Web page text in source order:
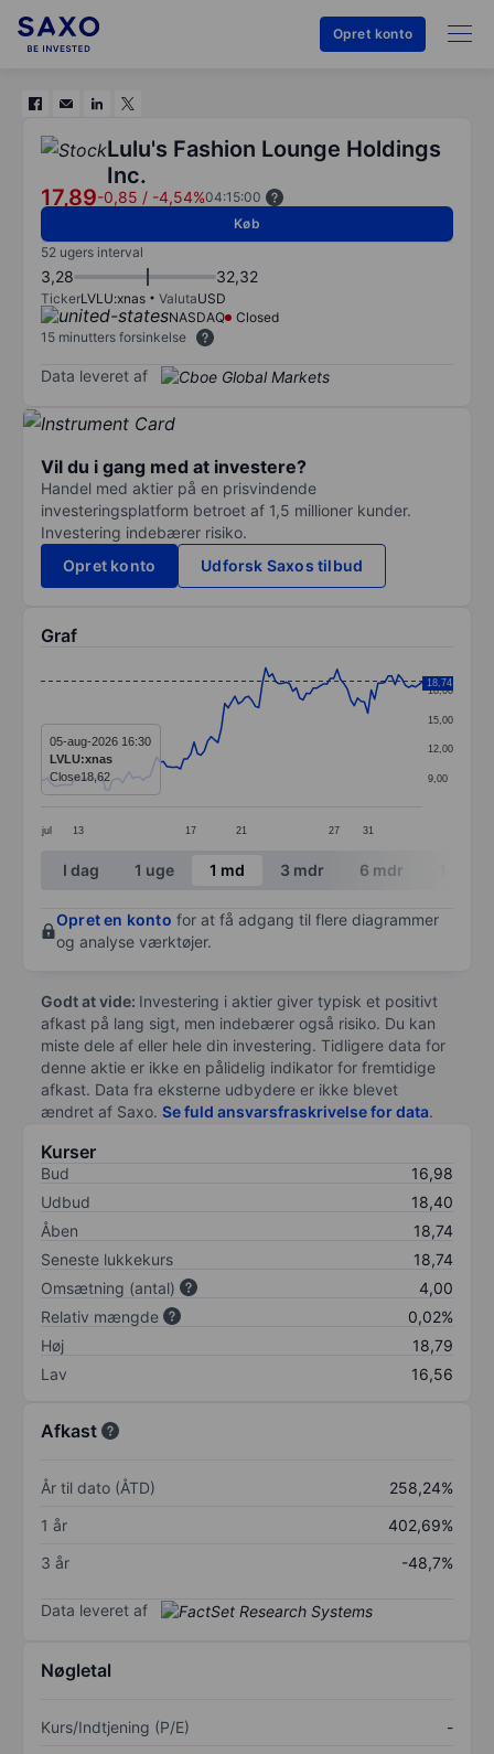
Opret konto
Lulu's Fashion Lounge Holdings
Inc.
17,89-0,85 / -4,54%04:15:00
Køb
52 ugers interval
3,28 32,32
TickerLVLU:xnas ValutaUSD
NASDAQ
Closed
15 minutters forsinkelse
Data leveret af
Vil du i gang med at investere?
Handel med aktier på en prisvindende
investeringsplatform betroet af 1,5 millioner kunder.
Investering indebærer risiko.
Opret konto
Udforsk Saxos tilbud
Graf
Line chart with 113 data points.
The chart has 1 X axis displaying categories.
The chart has 1 Y axis displaying values. Data
jul 13 17 21 27 31
9,00
12,00
15,00
18,00
18,74
05-aug-2026 16:30
LVLU:xnas
Close18,62
End of interactive chart.
I dag 1 uge 1 md 3 mdr 6 mdr
Opret en konto for at få adgang til flere diagrammer
og analyse værktøjer.
Godt at vide: Investering i aktier giver typisk et positivt
afkast på lang sigt, men indebærer også risiko. Du kan
miste dele af eller hele din investering. Tidligere data for
denne aktie er ikke en pålidelig indikator for fremtidige
afkast. Data fra eksterne udbydere er ikke blevet
ændret af Saxo. Se fuld ansvarsfraskrivelse for data.
Kurser
Bud
16,98
Udbud
18,40
Åben
18,74
Seneste lukkekurs
18,74
Omsætning (antal)
4,00
Relativ mængde
0,02%
Høj
18,79
Lav
16,56
Afkast
År til dato (ÅTD)
258,24%
1 år
402,69%
3 år
-48,7%
Data leveret af
Nøgletal
Kurs/Indtjening (P/E)
-